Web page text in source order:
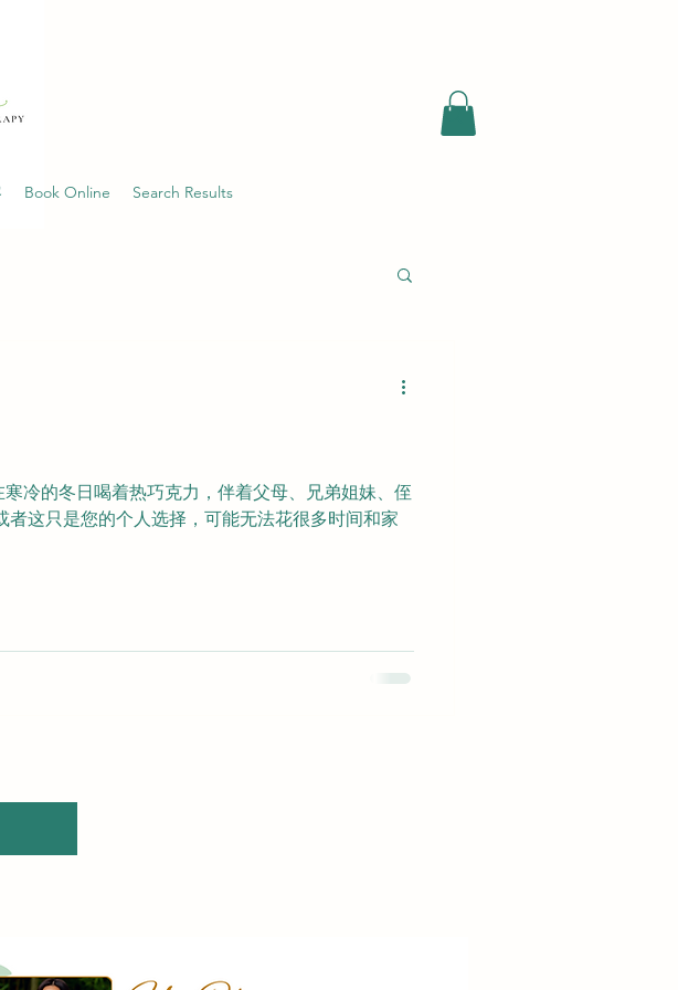
Book Online Search Results
冷的冬日喝着热巧克力，伴着父母、兄弟姐妹、侄
这只是您的个人选择，可能无法花很多时间和家